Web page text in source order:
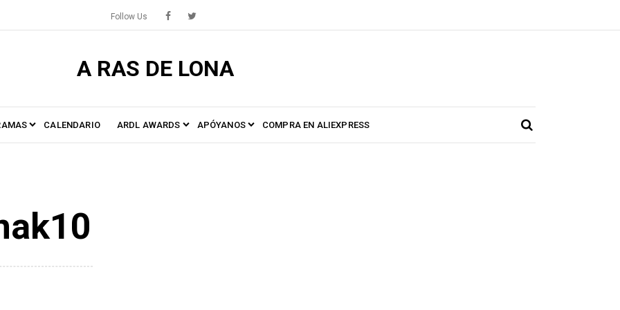
Follow Us
A RAS DE LONA
CALENDARIO ARDL AWARDS APÓYANOS COMPRA EN ALIEXPRESS